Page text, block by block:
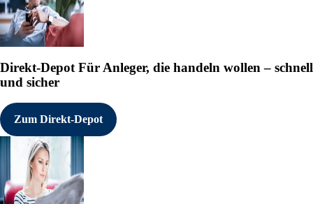
Direkt-Depot Für Anleger, die handeln wollen – schnell
und sicher
Zum Direkt-Depot